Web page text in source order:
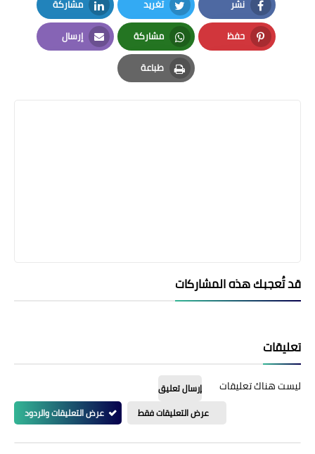
نشر
Facebook
تغريد
Twitter
مشاركة
LinkedIn
حفظ
Pinterest
مشاركة
Whatsapp
إرسال
Email
طباعة
Print
قد تُعجبك هذه المشاركات
تعليقات
ليست هناك تعليقات
إرسال تعليق
عرض التعليقات فقط
عرض التعليقات والردود